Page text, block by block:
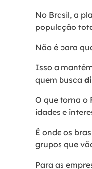
No Brasil, a
população
Não é para
Isso a
quem busca
O que torna o
idades e
É onde os
grupos que
Para as